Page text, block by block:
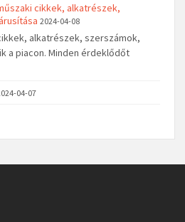
cikkek, alkatrészek,
2024-04-08
alkatrészek, szerszámok,
a piacon. Minden érdeklődőt
04-07